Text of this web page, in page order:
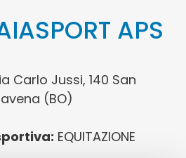
APS
Carlo Jussi, 140 San
(BO)
EQUITAZIONE